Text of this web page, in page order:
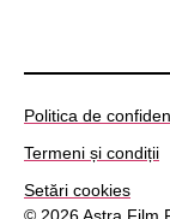
Politica de
Termeni și condiții
Setări cookies
© 2026 Astra Film